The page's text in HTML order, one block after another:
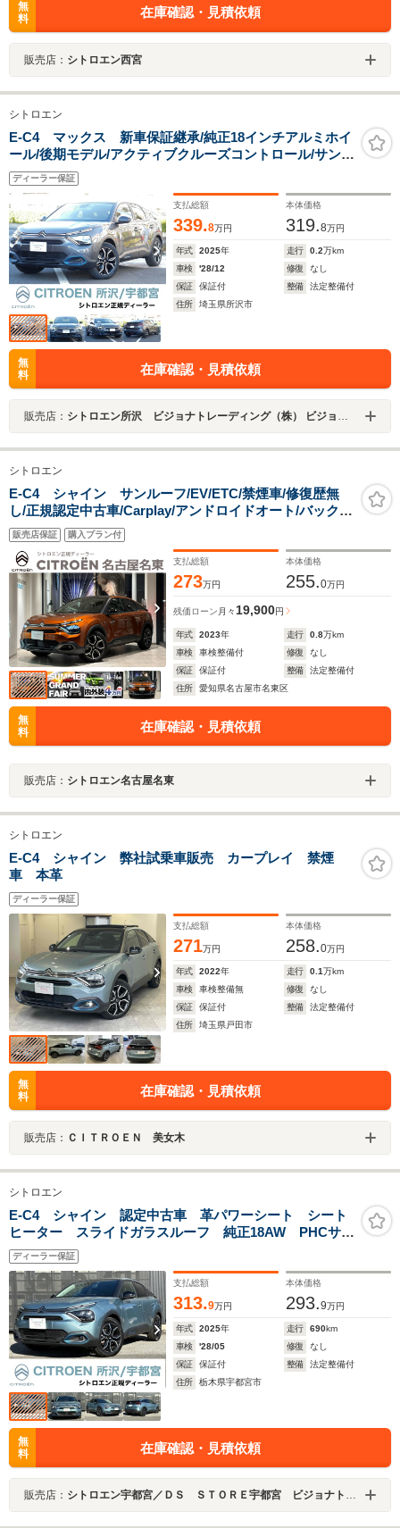
無
料
在庫確認・見積依頼
販売店： シトロエン西宮
シトロエン
E-C4 マックス 新車保証継承/純正18インチアルミホイ
ール/後期モデル/アクティブクルーズコントロール/サンル
ーフ/運転席パワーシート/シートヒーター/ハンドルヒータ
ー/バックカメラ/レーンキープアシスト/合皮シート
ディーラー保証
支払総額
339.8万円
本体価格
319.8万円
年式 2025年 走行 0.2万km
車検
'28/12 修復
なし
保証
保証付 整備
法定整備付
住所
埼玉県所沢市
無
料
在庫確認・見積依頼
販売店： シトロエン所沢 ビジョナトレーディング（株） ビジョナグループ
シトロエン
E-C4 シャイン サンルーフ/EV/ETC/禁煙車/修復歴無
し/正規認定中古車/Carplay/アンドロイドオート/バックカ
メラ/シートヒーター/運転席電動パワーシート/レザーシー
ト/ヘッドアップディスプレイ
販売店保証 購入プラン付
支払総額
273万円
本体価格
255.0万円
残価ローン 月々19,900円
年式 2023年 走行 0.8万km
車検
車検整備付 修復
なし
保証
保証付 整備
法定整備付
住所
愛知県名古屋市名東区
無
料
在庫確認・見積依頼
販売店： シトロエン名古屋名東
シトロエン
E-C4 シャイン 弊社試乗車販売 カープレイ 禁煙
車 本革
ディーラー保証
支払総額
271万円
本体価格
258.0万円
年式 2022年 走行 0.1万km
車検
車検整備無 修復
なし
保証
保証付 整備
法定整備付
住所
埼玉県戸田市
無
料
在庫確認・見積依頼
販売店： ＣＩＴＲＯＥＮ 美女木
シトロエン
E-C4 シャイン 認定中古車 革パワーシート シート
ヒーター スライドガラスルーフ 純正18AW PHCサス
ペンション アダプティブクルーズコントロール LED
シグネチャーライト フォグランプ Bluetooth接続 10
インチモニター
ディーラー保証
支払総額
313.9万円
本体価格
293.9万円
年式 2025年 走行 690km
車検
'28/05 修復
なし
保証
保証付 整備
法定整備付
住所
栃木県宇都宮市
無
料
在庫確認・見積依頼
販売店： シトロエン宇都宮／ＤＳ ＳＴＯＲＥ宇都宮 ビジョナトレーディング（株） ビジョナグループ